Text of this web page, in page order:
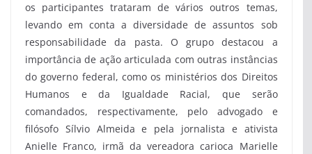
os participantes trataram de vários outros temas,
levando em conta a diversidade de assuntos sob
responsabilidade da pasta. O grupo destacou a
importância de ação articulada com outras instâncias
do governo federal, como os ministérios dos Direitos
Humanos e da Igualdade Racial, que serão
comandados, respectivamente, pelo advogado e
filósofo Sílvio Almeida e pela jornalista e ativista
Anielle Franco, irmã da vereadora carioca Marielle